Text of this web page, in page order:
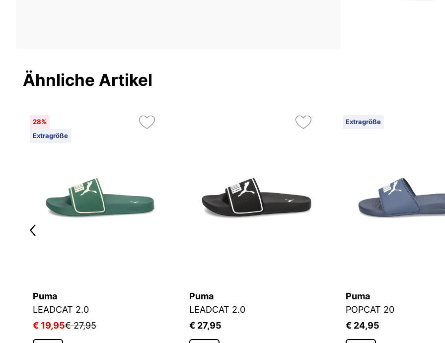
Ähnliche Artikel
28%
Extragröße
Puma
LEADCAT 2.0
€ 19,95€ 27,95
Puma
LEADCAT 2.0
€ 27,95
Extragröße
Puma
POPCAT 20
€ 24,95